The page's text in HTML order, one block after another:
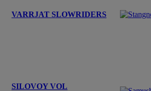
VARRJAT SLOWRIDERS
SILOVOY VOL